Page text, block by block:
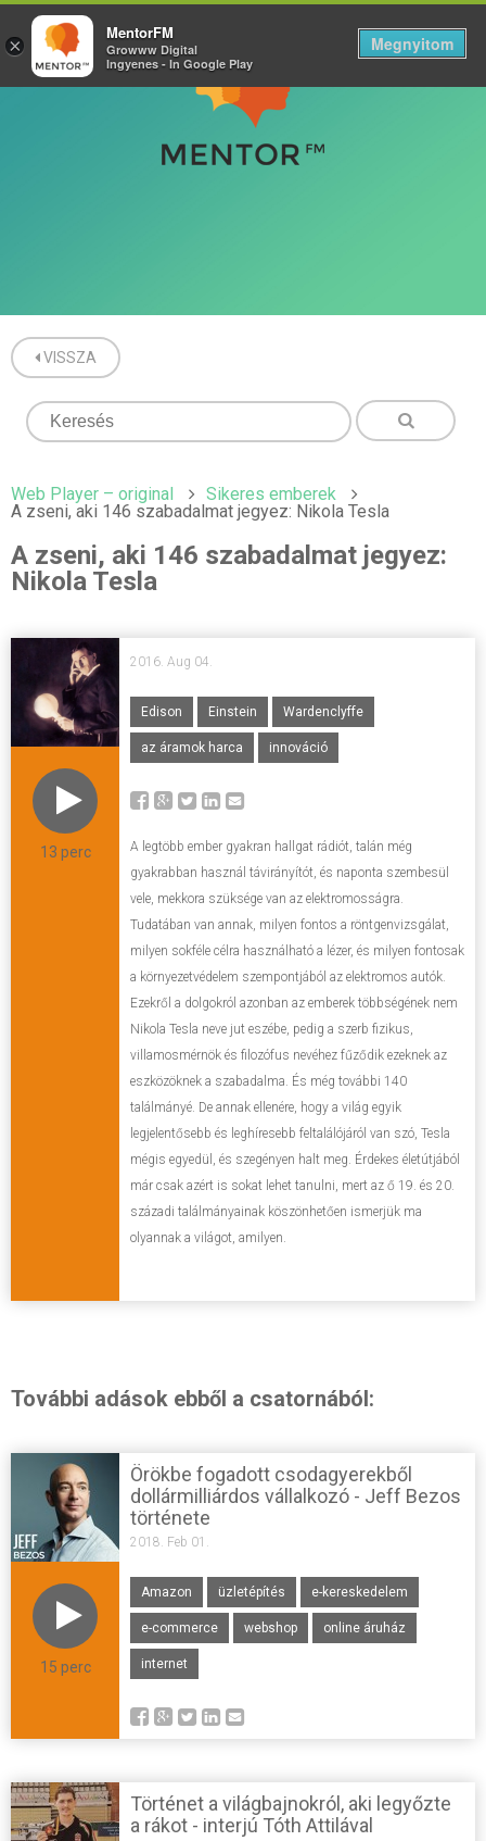
VISSZA
Web Player – original
Sikeres emberek
A zseni, aki 146 szabadalmat jegyez: Nikola Tesla
A zseni, aki 146 szabadalmat jegyez:
Nikola Tesla
13 perc
2016. Aug 04.
Edison Einstein Wardenclyffe
az áramok harca innováció
A legtöbb ember gyakran hallgat rádiót, talán még
gyakrabban használ távirányítót, és naponta szembesül
vele, mekkora szüksége van az elektromosságra.
Tudatában van annak, milyen fontos a röntgenvizsgálat,
milyen sokféle célra használható a lézer, és milyen fontosak
a környezetvédelem szempontjából az elektromos autók.
Ezekről a dolgokról azonban az emberek többségének nem
Nikola Tesla neve jut eszébe, pedig a szerb fizikus,
villamosmérnök és filozófus nevéhez fűződik ezeknek az
eszközöknek a szabadalma. És még további 140
találmányé. De annak ellenére, hogy a világ egyik
legjelentősebb és leghíresebb feltalálójáról van szó, Tesla
mégis egyedül, és szegényen halt meg. Érdekes életútjából
már csak azért is sokat lehet tanulni, mert az ő 19. és 20.
századi találmányainak köszönhetően ismerjük ma
olyannak a világot, amilyen.
További adások ebből a csatornából:
15 perc
Örökbe fogadott csodagyerekből
dollármilliárdos vállalkozó - Jeff Bezos
története
2018. Feb 01.
Amazon üzletépítés e-kereskedelem
e-commerce webshop online áruház
internet
Történet a világbajnokról, aki legyőzte
a rákot - interjú Tóth Attilával
×
MentorFM
Growww Digital
Ingyenes - In Google Play
Megnyitom